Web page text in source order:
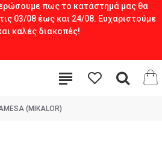
πως το κατάστημά μας θα
03/08 έως και 24/08. Ευχαριστούμε
καλές διακοπές!
(MIKALOR)